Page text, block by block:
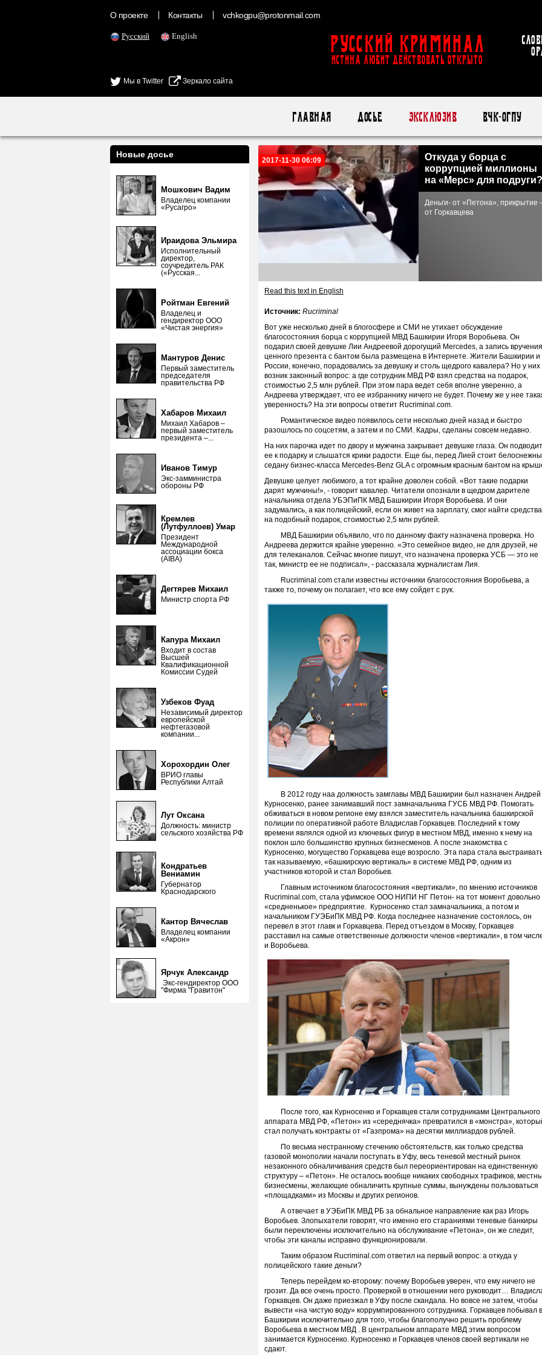
О проекте Контакты vchkogpu@protonmail.com
Русский English
Мы в Twitter Зеркало сайта
Русский Криминал
ИСТИНА ЛЮБИТ ДЕЙСТВОВАТЬ ОТКРЫТО
Главная Досье Эксклюзив ВЧК-ОГПУ
Новые досье
Мошкович Вадим
Владелец компании
«Русагро»
Ираидова Эльмира
Исполнительный
директор,
соучредитель РАК
(«Русская...
Ройтман Евгений
Владелец и
гендиректор ООО
«Чистая энергия»
Мантуров Денис
Первый заместитель
председателя
правительства РФ
Хабаров Михаил
Михаил Хабаров –
первый заместитель
президента –...
Иванов Тимур
Экс-замминистра
обороны РФ
Кремлев
(Лутфуллоев) Умар
Президент
Международной
ассоциации бокса
(AIBA)
Дегтярев Михаил
Министр спорта РФ
Капура Михаил
Входит в состав
Высшей
Квалификационной
Комиссии Судей
Узбеков Фуад
Независимый директор
европейской
нефтегазовой
компании...
Хорохордин Олег
ВРИО главы
Республики Алтай
Лут Оксана
Должность: министр
сельского хозяйства РФ
Кондратьев
Вениамин
Губернатор
Краснодарского
Кантор Вячеслав
Владелец компании
«Акрон»
Ярчук Александр
Экс-гендиректор ООО
"Фирма "Гравитон"
2017-11-30 06:09
Откуда у борца с
коррупцией миллионы
на «Мерс» для подруги?
Деньги- от «Петона», прикрытие
от Горкавцева
Read this text in English
Источник: Rucriminal
Вот уже несколько дней в блогосфере и СМИ не утихает обсуждение
благосостояния борца с коррупцией МВД Башкирии Игоря Воробьева. Он
подарил своей девушке Лии Андреевой дорогущий Mercedes, а запись вручения
ценного презента с бантом была размещена в Интернете. Жители Башкирии и
России, конечно, порадовались за девушку и столь щедрого кавалера? Но у них
возник законный вопрос: а где сотрудник МВД РФ взял средства на подарок,
стоимостью 2,5 млн рублей. При этом пара ведет себя вполне уверенно, а
Андреева утверждает, что ее избраннику ничего не будет. Почему же у нее
уверенность? На эти вопросы ответит Rucriminal.com.
Романтическое видео появилось сети несколько дней назад и быстро
разошлось по соцсетям, а затем и по СМИ. Кадры, сделаны совсем недавно.
На них парочка идет по двору и мужчина закрывает девушке глаза. Он
ее к подарку и слышатся крики радости. Еще бы, перед Лией стоит
седану бизнес-класса Mercedes-Benz GLA с огромным красным бантом на
Девушке целует любимого, а тот крайне доволен собой. «Вот такие подарки
дарят мужчины!», - говорит кавалер. Читатели опознали в щедром дарителе
начальника отдела УБЭПиПК МВД Башкирии Игоря Воробьева. И они
задумались, а как полицейский, если он живет на зарплату, смог найти средства
на подобный подарок, стоимостью 2,5 млн рублей.
МВД Башкирии объявило, что по данному факту назначена проверка. Но
Андреева держится крайне уверенно. «Это семейное видео, не для друзей, не
для телеканалов. Сейчас многие пишут, что назначена проверка УСБ — это не
так, министр ее не подписал», - рассказала журналистам Лия.
Rucriminal.com стали известны источники благосостояния Воробьева, а
также то, почему он полагает, что все ему сойдет с рук.
В 2012 году наа должность замглавы МВД Башкирии был назначен Андрей
Курносенко, ранее занимавший пост замначальника ГУСБ МВД РФ. Помогать
обживаться в новом регионе ему взялся заместитель начальника башкирской
полиции по оперативной работе Владислав Горкавцев. Последний к тому
времени являлся одной из ключевых фигур в местном МВД, именно к нему на
поклон шло большинство крупных бизнесменов. А после знакомства с
Курносенко, могущество Горкавцева еще возросло. Эта пара стала
так называемую, «башкирскую вертикаль» в системе МВД РФ, одним из
участников которой и стал Воробьев.
Главным источником благосостояния «вертикали», по мнению источников
Rucriminal.com, стала уфимское ООО НИПИ НГ Петон- на тот момент довольно
«средненькое» предприятие. Курносенко стал замначальника, а потом и
начальником ГУЭБиПК МВД РФ. Когда последнее назначение состоялось, он
перевел в этот главк и Горкавцева. Перед отъездом в Москву, Горкавцев
расставил на самые ответственные должности членов «вертикали», в том
и Воробьева.
После того, как Курносенко и Горкавцев стали сотрудниками Центрального
аппарата МВД РФ, «Петон» из «середнячка» превратился в «монстра»,
стал получать контракты от «Газпрома» на десятки миллиардов рублей.
По весьма нестранному стечению обстоятельств, как только средства
газовой монополии начали поступать в Уфу, весь теневой местный рынок
незаконного обналичивания средств был переориентирован на единственную
структуру – «Петон». Не осталось вообще никаких свободных трафиков,
бизнесмены, желающие обналичить крупные суммы, вынуждены пользоваться
«площадками» из Москвы и других регионов.
А отвечает в УЭБиПК МВД РБ за обнальное направление как раз Игорь
Воробьев. Злопыхатели говорят, что именно его стараниями теневые банкиры
были переключены исключительно на обслуживание «Петона», он же следит,
чтобы эти каналы исправно функционировали.
Таким образом Rucriminal.com ответил на первый вопрос: а откуда у
полицейского такие деньги?
Теперь перейдем ко-второму: почему Воробьев уверен, что ему ничего не
грозит. Да все очень просто. Проверкой в отношении него руководит…
Горкавцев. Он даже приезжал в Уфу после скандала. Но вовсе не затем, чтобы
вывести «на чистую воду» коррумпированного сотрудника. Горкавцев побывал в
Башкирии исключительно для того, чтобы благополучно решить проблему
Воробьева в местном МВД . В центральном аппарате МВД этим вопросом
занимается Курносенко. Курносенко и Горкавцев членов своей вертикали не
сдают.